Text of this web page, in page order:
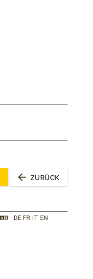
ZURÜCK
DE FR IT EN